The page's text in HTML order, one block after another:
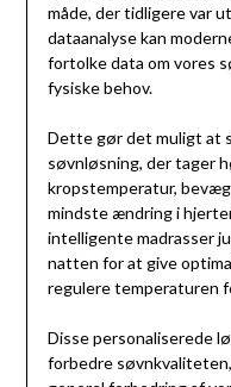
måde, der tidligere var
dataanalyse kan
fortolke data om vores
fysiske behov.
Dette gør det muligt at
søvnløsning, der tager
kropstemperatur,
mindste ændring i
intelligente madrasser
natten for at give
regulere temperaturen
Disse personaliserede
forbedre